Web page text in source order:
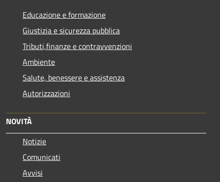
Educazione e formazione
Giustizia e sicurezza pubblica
Tributi,finanze e contravvenzioni
Ambiente
Salute, benessere e assistenza
Autorizzazioni
NOVITÀ
Notizie
Comunicati
Avvisi